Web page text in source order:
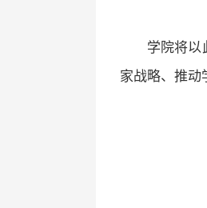
学院将以
家战略、推动